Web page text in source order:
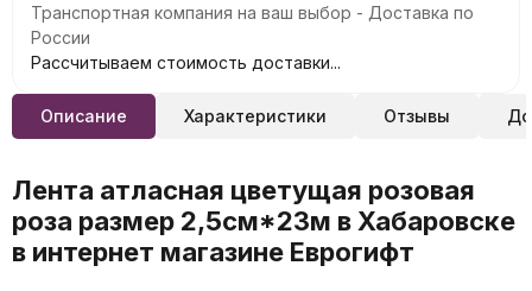
Транспортная компания на ваш выбор - Доставка по
России
Рассчитываем стоимость доставки...
Описание Характеристики Отзывы
Лента атласная цветущая розовая
роза размер 2,5см*23м в Хабаровске
в интернет магазине Еврогифт